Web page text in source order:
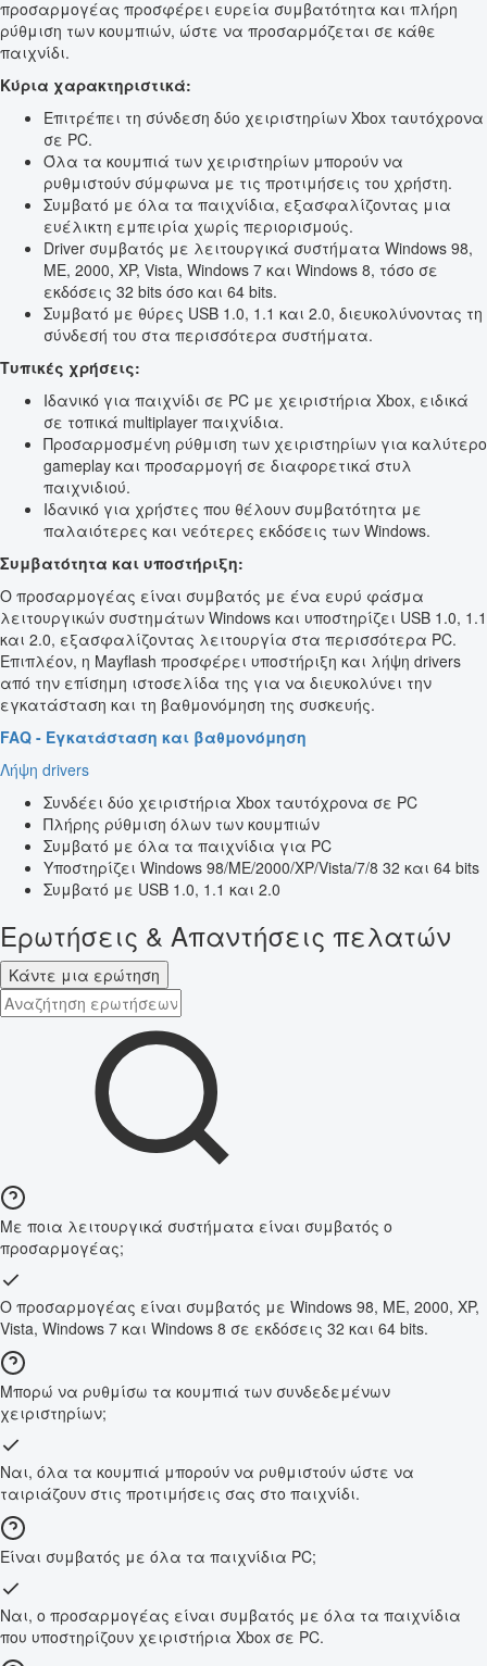
προσαρμογέας προσφέρει ευρεία συμβατότητα και πλήρη
ρύθμιση των κουμπιών, ώστε να προσαρμόζεται σε κάθε
παιχνίδι.
Κύρια χαρακτηριστικά:
Επιτρέπει τη σύνδεση δύο χειριστηρίων Xbox ταυτόχρονα
σε PC.
Όλα τα κουμπιά των χειριστηρίων μπορούν να
ρυθμιστούν σύμφωνα με τις προτιμήσεις του χρήστη.
Συμβατό με όλα τα παιχνίδια, εξασφαλίζοντας μια
ευέλικτη εμπειρία χωρίς περιορισμούς.
Driver συμβατός με λειτουργικά συστήματα Windows 98,
ME, 2000, XP, Vista, Windows 7 και Windows 8, τόσο σε
εκδόσεις 32 bits όσο και 64 bits.
Συμβατό με θύρες USB 1.0, 1.1 και 2.0, διευκολύνοντας τη
σύνδεσή του στα περισσότερα συστήματα.
Τυπικές χρήσεις:
Ιδανικό για παιχνίδι σε PC με χειριστήρια Xbox, ειδικά
σε τοπικά multiplayer παιχνίδια.
Προσαρμοσμένη ρύθμιση των χειριστηρίων για καλύτερο
gameplay και προσαρμογή σε διαφορετικά στυλ
παιχνιδιού.
Ιδανικό για χρήστες που θέλουν συμβατότητα με
παλαιότερες και νεότερες εκδόσεις των Windows.
Συμβατότητα και υποστήριξη:
Ο προσαρμογέας είναι συμβατός με ένα ευρύ φάσμα
λειτουργικών συστημάτων Windows και υποστηρίζει USB 1.0, 1.1
και 2.0, εξασφαλίζοντας λειτουργία στα περισσότερα PC.
Επιπλέον, η Mayflash προσφέρει υποστήριξη και λήψη drivers
από την επίσημη ιστοσελίδα της για να διευκολύνει την
εγκατάσταση και τη βαθμονόμηση της συσκευής.
FAQ - Εγκατάσταση και βαθμονόμηση
Λήψη drivers
Συνδέει δύο χειριστήρια Xbox ταυτόχρονα σε PC
Πλήρης ρύθμιση όλων των κουμπιών
Συμβατό με όλα τα παιχνίδια για PC
Υποστηρίζει Windows 98/ME/2000/XP/Vista/7/8 32 και 64 bits
Συμβατό με USB 1.0, 1.1 και 2.0
Ερωτήσεις & Απαντήσεις πελατών
Κάντε μια ερώτηση
Με ποια λειτουργικά συστήματα είναι συμβατός ο
προσαρμογέας;
Ο προσαρμογέας είναι συμβατός με Windows 98, ME, 2000, XP,
Vista, Windows 7 και Windows 8 σε εκδόσεις 32 και 64 bits.
Μπορώ να ρυθμίσω τα κουμπιά των συνδεδεμένων
χειριστηρίων;
Ναι, όλα τα κουμπιά μπορούν να ρυθμιστούν ώστε να
ταιριάζουν στις προτιμήσεις σας στο παιχνίδι.
Είναι συμβατός με όλα τα παιχνίδια PC;
Ναι, ο προσαρμογέας είναι συμβατός με όλα τα παιχνίδια
που υποστηρίζουν χειριστήρια Xbox σε PC.